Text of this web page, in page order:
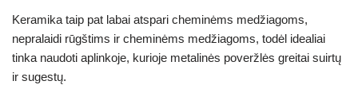
Keramika taip pat labai atspari cheminėms medžiagoms,
nepralaidi rūgštims ir cheminėms medžiagoms, todėl idealiai
tinka naudoti aplinkoje, kurioje metalinės poveržlės greitai suirtų
ir sugestų.